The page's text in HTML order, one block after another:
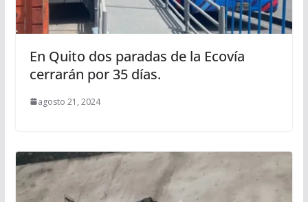
En Quito dos paradas de la Ecovía
cerrarán por 35 días.
agosto 21, 2024